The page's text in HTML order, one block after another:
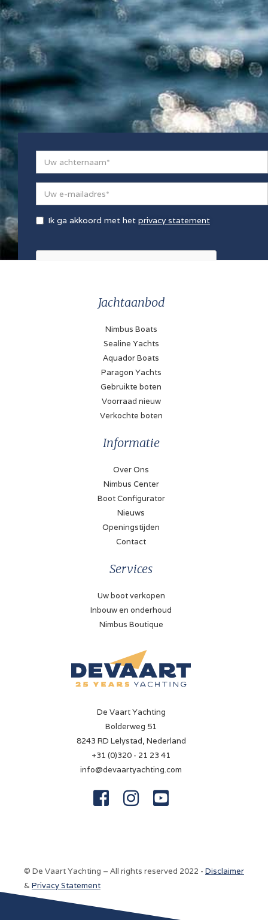
Ik ga akkoord met het privacy statement
Jachtaanbod
Nimbus Boats
Sealine Yachts
Aquador Boats
Paragon Yachts
Gebruikte boten
Voorraad nieuw
Verkochte boten
Informatie
Over Ons
Nimbus Center
Boot Configurator
Nieuws
Openingstijden
Contact
Services
Uw boot verkopen
Inbouw en onderhoud
Nimbus Boutique
De Vaart Yachting
Bolderweg 51
8243 RD Lelystad, Nederland
+31 (0)320 - 21 23 41
info@devaartyachting.com
  
© De Vaart Yachting – All rights reserved 2022 - Disclaimer
& Privacy Statement